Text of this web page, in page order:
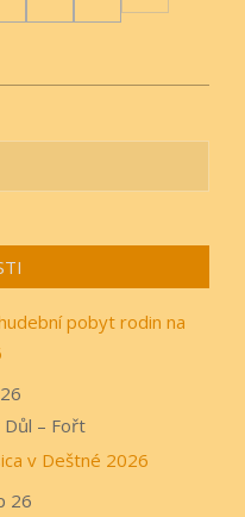
pobyt rodin na
Důl – Fořt
v Deštné 2026
26